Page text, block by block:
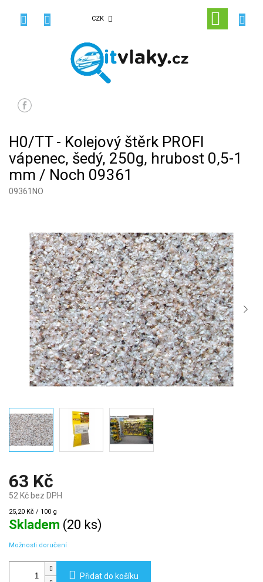
CZK
KOŠÍK
H0/TT - Kolejový štěrk PROFI
vápenec, šedý, 250g, hrubost 0,5-1
mm / Noch 09361
09361NO
63 Kč
52 Kč bez DPH
Měrná
cena:
25,20 Kč / 100 g
Skladem (20 ks)
Možnosti doručení
Přidat do košíku